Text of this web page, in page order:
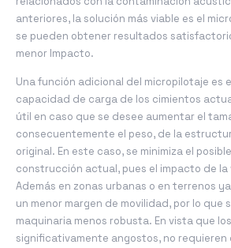
anteriores, la solución más viable es el
se pueden obtener resultados
menor Impacto.
Una función adicional del micropilotaje es
capacidad de carga de los cimientos
útil en caso que se desee aumentar el
consecuentemente el peso, de la
original. En este caso, se minimiza el
construcción actual, pues el impacto de la
Además en zonas urbanas o en terrenos
un menor margen de movilidad, por lo que
maquinaria menos robusta. En vista que
significativamente angostos, no requieren